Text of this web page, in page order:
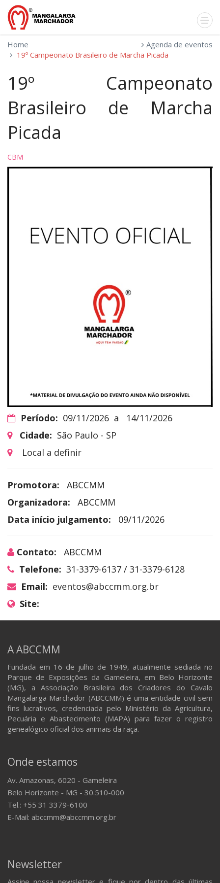
Home
Agenda de eventos
19º Campeonato Brasileiro de Marcha Picada
19º Campeonato
Brasileiro de Marcha
Picada
CBM
Período: 09/11/2026 a 14/11/2026
Cidade: São Paulo - SP
Local a definir
Promotora:
ABCCMM
Organizadora:
ABCCMM
Data início julgamento:
09/11/2026
Contato:
ABCCMM
Telefone: 31-3379-6137 / 31-3379-6128
Email: eventos@abccmm.org.br
Site:
A ABCCMM
Fundada em 16 de julho de 1949, atualmente sediada no
Parque de Exposições da Gameleira, em Belo Horizonte
(MG), a Associação Brasileira dos Criadores do Cavalo
Mangalarga Marchador (ABCCMM) é uma entidade civil sem
fins lucrativos, credenciada pelo Ministério da Agricultura,
Pecuária e Abastecimento (MAPA) para fazer o registro
genealógico oficial dos animais da raça.
Onde estamos
Av. Amazonas, 6020 - Gameleira
Belo Horizonte - MG - 30.510-000
Tel.: +55 31 3379-6100
E-Mail: abccmm@abccmm.org.br
Newsletter